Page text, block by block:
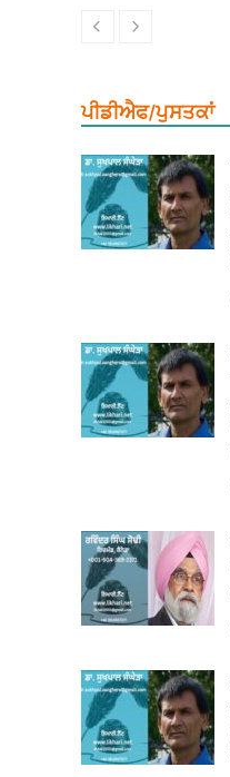
ਪੀਡੀਐਫ/ਪੁਸਤਕਾਂ